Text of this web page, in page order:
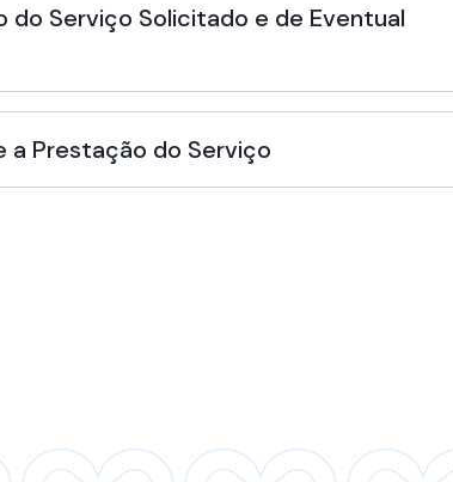
do Serviço Solicitado e de Eventual
a Prestação do Serviço